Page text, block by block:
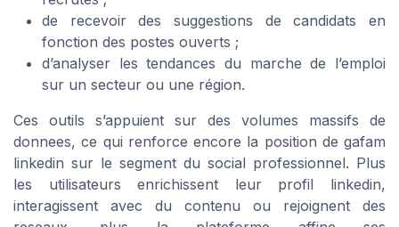
de recevoir des suggestions de candidats en
fonction des postes ouverts ;
d’analyser les tendances du marche de l’emploi
sur un secteur ou une région.
Ces outils s’appuient sur des volumes massifs de
donnees, ce qui renforce encore la position de gafam
linkedin sur le segment du social professionnel. Plus
les utilisateurs enrichissent leur profil linkedin,
interagissent avec du contenu ou rejoignent des